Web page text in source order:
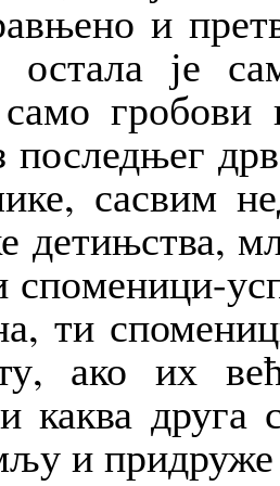
и
остала је
гробови
последњег
сасвим
детињства,
ти
ако их
каква
и придруже